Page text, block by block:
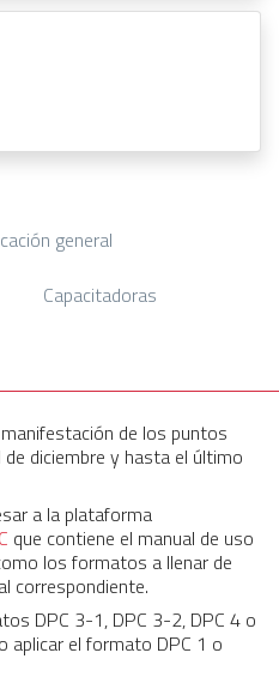
general
Capacitadoras
de los puntos
de diciembre y hasta el último
a la plataforma
que contiene el manual de uso
los formatos a llenar de
correspondiente.
DPC 3-1, DPC 3-2, DPC 4 o
aplicar el formato DPC 1 o